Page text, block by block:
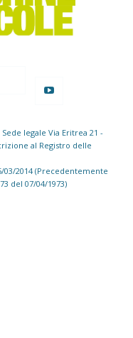
legale Via Eritrea 21 -
al Registro delle
03/2014 (Precedentemente
del 07/04/1973)